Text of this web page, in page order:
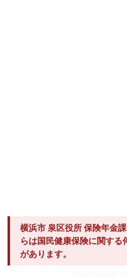
横浜市 泉区役所 保険年
らは国民健康保険に関する
があります。